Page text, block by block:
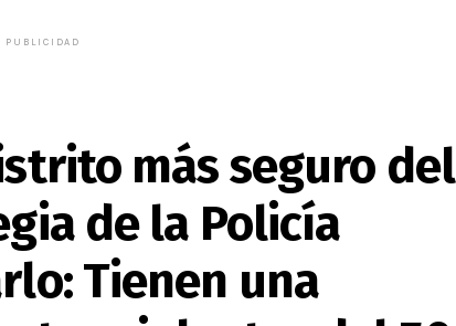
PUBLICIDAD
más seguro del
de la Policía
Tienen una